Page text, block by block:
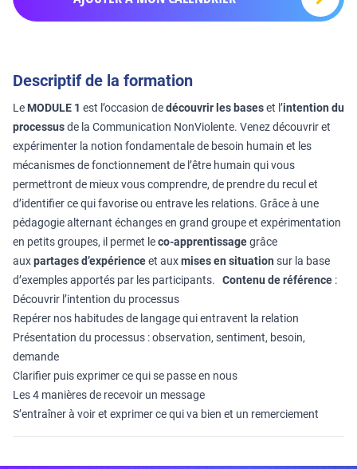
Descriptif de la formation
Le MODULE 1 est l’occasion dedécouvrir les baseset l’intention du
processusde la Communication NonViolente. Venez découvrir et
expérimenter la notion fondamentale de besoin humain et les
mécanismes de fonctionnement de l’être humain qui vous
permettront de mieux vous comprendre, de prendre du recul et
d’identifier ce qui favorise ou entrave les relations. Grâce à une
pédagogie alternant échanges en grand groupe et expérimentation
en petits groupes, il permet leco-apprentissagegrâce
auxpartages d’expérienceet auxmises en situation sur la base
d’exemples apportés par les participants. Contenu de référence :
Découvrir l’intention du processus
Repérer nos habitudes de langage qui entravent la relation
Présentation du processus : observation, sentiment, besoin,
demande
Clarifier puis exprimer ce qui se passe en nous
Les 4 manières de recevoir un message
S’entraîner à voir et exprimer ce qui va bien et un remerciement